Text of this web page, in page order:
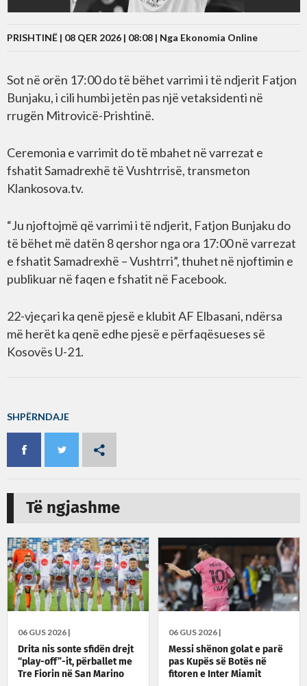
PRISHTINË | 08 QER 2026 | 08:08 | Nga Ekonomia Online
Sot në orën 17:00 do të bëhet varrimi i të ndjerit Fatjon
Bunjaku, i cili humbi jetën pas një vetaksidenti në
rrugën Mitrovicë-Prishtinë.
Ceremonia e varrimit do të mbahet në varrezat e
fshatit Samadrexhë të Vushtrrisë, transmeton
Klankosova.tv.
“Ju njoftojmë që varrimi i të ndjerit, Fatjon Bunjaku do
të bëhet më datën 8 qershor nga ora 17:00 në varrezat
e fshatit Samadrexhë – Vushtrri”, thuhet në njoftimin e
publikuar në faqen e fshatit në Facebook.
22-vjeçari ka qenë pjesë e klubit AF Elbasani, ndërsa
më herët ka qenë edhe pjesë e përfaqësueses së
Kosovës U-21.
SHPËRNDAJE
Të ngjashme
06 GUS 2026 |
Drita nis sonte sfidën drejt
“play-off”-it, përballet me
Tre Fiorin në San Marino
06 GUS 2026 |
Messi shënon golat e parë
pas Kupës së Botës në
fitoren e Inter Miamit